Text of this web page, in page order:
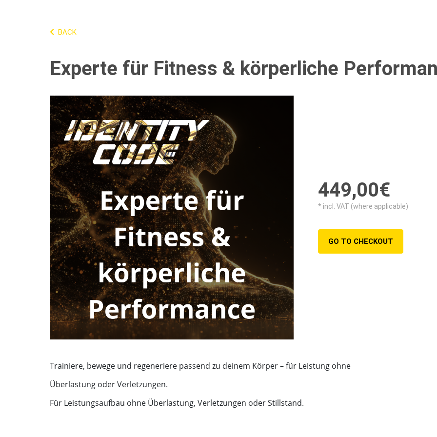
BACK
Experte für Fitness & körperliche
449,00€
* incl. VAT (where applicable)
GO TO CHECKOUT
Trainiere, bewege und regeneriere passend zu deinem Körper – für Leistung ohne
Überlastung oder Verletzungen.
Für Leistungsaufbau ohne Überlastung, Verletzungen oder Stillstand.